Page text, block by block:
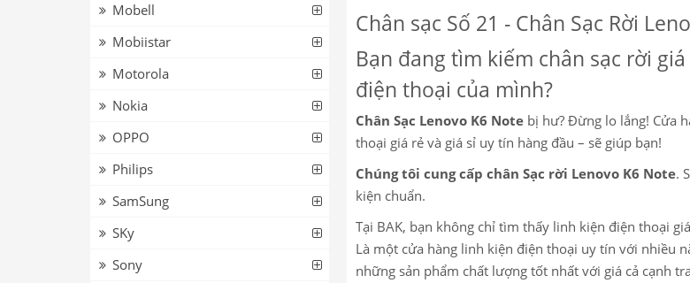
Chân sạc Số 21 - Chân Sạc Rời
Bạn đang tìm kiếm chân sạc rời
điện thoại của mình?
Chân Sạc Lenovo K6 Note bị hư? Đừng lo lắng! Cửa
thoại giá rẻ và giá sỉ uy tín hàng đầu – sẽ giúp bạn!
Chúng tôi cung cấp chân Sạc rời Lenovo K6 Note.
kiện chuẩn.
Tại BAK, bạn không chỉ tìm thấy linh kiện điện thoại
Là một cửa hàng linh kiện điện thoại uy tín với nhiều
những sản phẩm chất lượng tốt nhất với giá cả cạnh
Mobell
Mobiistar
Motorola
Nokia
OPPO
Philips
SamSung
SKy
Sony